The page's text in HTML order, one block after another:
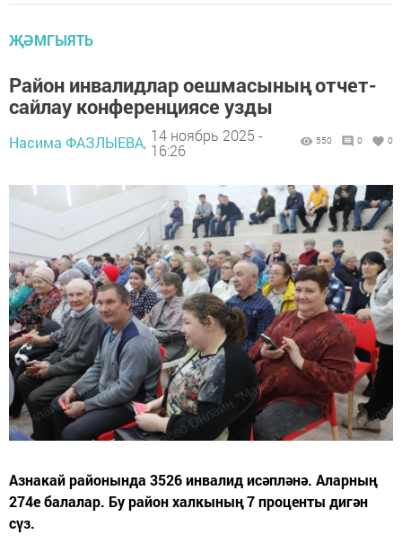
ҖӘМГЫЯТЬ
Район инвалидлар оешмасының отчет-
сайлау конференциясе узды
Насима ФАЗЛЫЕВА, 14 ноябрь 2025 -
16:26
550 0 0
Азнакай районында 3526 инвалид исәпләнә. Аларның
274е балалар. Бу район халкының 7 проценты дигән
сүз.